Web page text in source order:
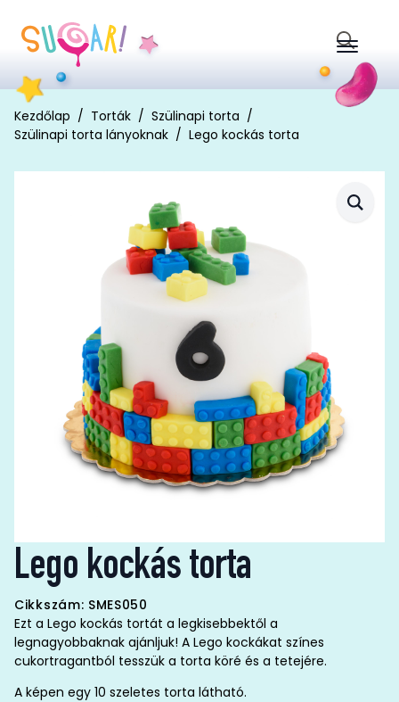
Search
for:
Kezdőlap Torták
Szülinapi torta
Szülinapi torta lányoknak
Lego kockás torta
Lego kockás torta
Cikkszám: SMES050
Ezt a Lego kockás tortát a legkisebbektől a
legnagyobbaknak ajánljuk! A Lego kockákat színes
cukortragantból tesszük a torta köré és a tetejére.
A képen egy 10 szeletes torta látható.